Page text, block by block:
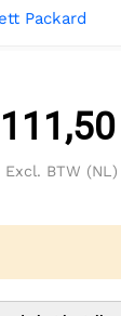
Packard
Excl. BTW (NL)